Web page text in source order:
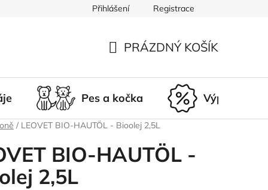
Doprava a platba Nepřevzetí zásilky
Přihlášení Registrace
KOŠÍK
PRÁZDNÝ KOŠÍK
Pes a kočka Výprodej
/ LEOVET BIO-HAUTÖL - Bioolej 2,5L
BIO-HAUTÖL -
2,5L